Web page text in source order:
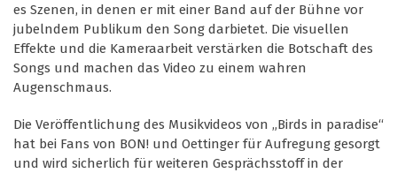
es Szenen, in denen er mit einer Band auf der Bühne vor
jubelndem Publikum den Song darbietet. Die visuellen
Effekte und die Kameraarbeit verstärken die Botschaft des
Songs und machen das Video zu einem wahren
Augenschmaus.
Die Veröffentlichung des Musikvideos von „Birds in paradise“
hat bei Fans von BON! und Oettinger für Aufregung gesorgt
und wird sicherlich für weiteren Gesprächsstoff in der